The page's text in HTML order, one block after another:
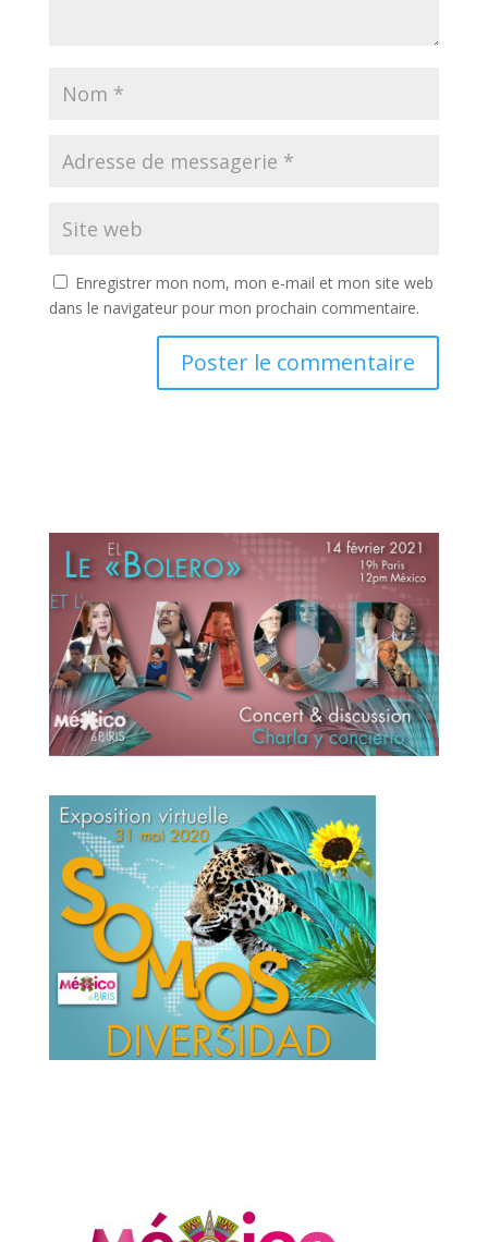
Enregistrer mon nom, mon e-mail et mon site web
dans le navigateur pour mon prochain commentaire.